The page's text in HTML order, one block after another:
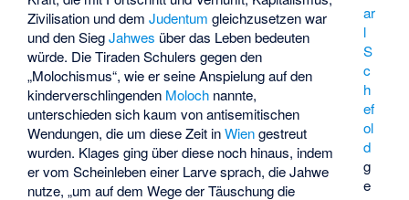
ar
l
S
c
h
ef
ol
d
g
e
Zivilisation und demJudentum gleichzusetzen war
und den SiegJahwes über das Leben bedeuten
würde. Die Tiraden Schulers gegen den
„Molochismus“, wie er seine Anspielung auf den
kinderverschlingenden Moloch nannte,
unterschieden sich kaum von antisemitischen
Wendungen, die um diese Zeit inWiengestreut
wurden. Klages ging über diese noch hinaus, indem
er vom Scheinleben einer Larve sprach, die Jahwe
nutze, „um auf dem Wege der Täuschung die